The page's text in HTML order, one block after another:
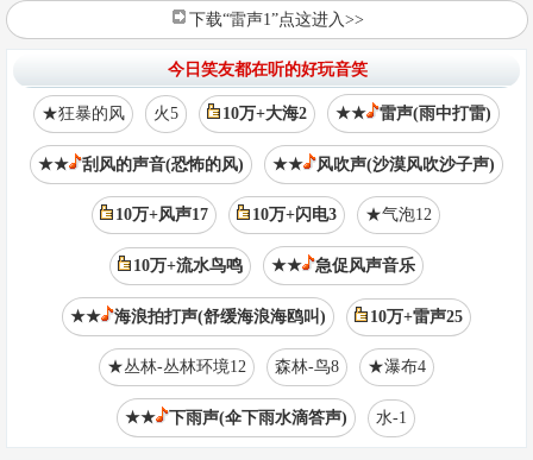
下载“雷声1”点这进入>>
今日笑友都在听的好玩音笑
★狂暴的风 火5 10万+大海2 ★★ 雷声(雨中打雷)
★★ 刮风的声音(恐怖的风) ★★ 风吹声(沙漠风吹沙子声)
10万+风声17 10万+闪电3 ★气泡12
10万+流水鸟鸣 ★★ 急促风声音乐
★★ 海浪拍打声(舒缓海浪海鸥叫) 10万+雷声25
★丛林-丛林环境12 森林-鸟8 ★瀑布4
★★ 下雨声(伞下雨水滴答声) 水-1